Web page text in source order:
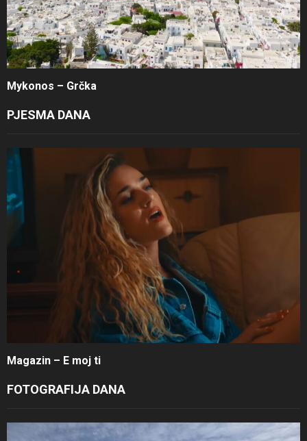
Mykonos – Grčka
PJESMA DANA
Magazin – E moj ti
FOTOGRAFIJA DANA